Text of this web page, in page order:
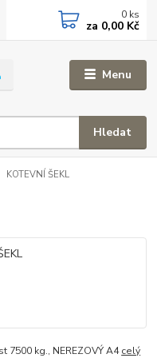
Menu
Hledat
0 ks
za 0,00 Kč
KOTEVNÍ ŠEKL
7500 kg., NEREZOVÝ A4celý